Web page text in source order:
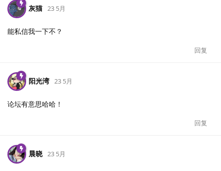
灰猫 23 5月
能私信我一下不？
回复
阳光湾 23 5月
论坛有意思哈哈！
回复
晨晓 23 5月